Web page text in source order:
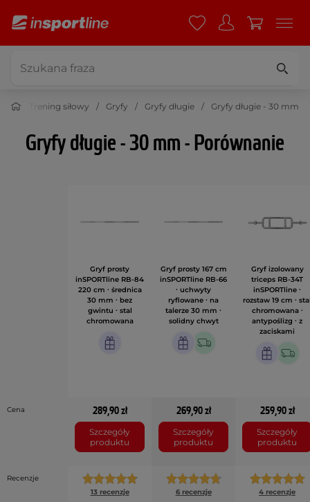
Trening siłowy Gryfy Gryfy długie Gryfy długie - 30 mm
Gryfy długie - 30 mm - Porównanie
Gryf prosty
inSPORTline RB-84
220 cm ∙ średnica
30 mm ∙ bez
gwintu ∙ stal
chromowana
Gryf prosty 167 cm
inSPORTline RB-66
∙ uchwyty
ryflowane ∙ na
talerze 30 mm ∙
solidny chwyt
Gryf izolowany
triceps RB-34T
inSPORTline ∙
rozstaw 19 cm ∙
chromowana ∙
antypoślizg ∙ z
zaciskami
Cena 289,90 zł
Szczegóły
produktu
269,90 zł
Szczegóły
produktu
259,90 zł
Szczegóły
produktu
Recenzje
13 recenzje
6 recenzje 4 recenzje